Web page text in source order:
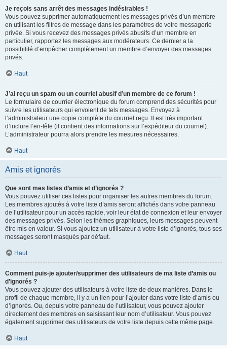
Je reçois sans arrêt des messages indésirables !
Vous pouvez supprimer automatiquement les messages privés d’un membre
en utilisant les filtres de message dans les paramètres de votre messagerie
privée. Si vous recevez des messages privés abusifs d’un membre en
particulier, rapportez les messages aux modérateurs. Ce dernier a la
possibilité d’empêcher complètement un membre d’envoyer des messages
privés.
Haut
J’ai reçu un spam ou un courriel abusif d’un membre de ce forum !
Le formulaire de courrier électronique du forum comprend des sécurités pour
suivre les utilisateurs qui envoient de tels messages. Envoyez à
l’administrateur une copie complète du courriel reçu. Il est très important
d’inclure l’en-tête (il contient des informations sur l’expéditeur du courriel).
L’administrateur pourra alors prendre les mesures nécessaires.
Haut
Amis et ignorés
Que sont mes listes d’amis et d’ignorés ?
Vous pouvez utiliser ces listes pour organiser les autres membres du forum.
Les membres ajoutés à votre liste d’amis seront affichés dans votre panneau
de l’utilisateur pour un accès rapide, voir leur état de connexion et leur envoyer
des messages privés. Selon les thèmes graphiques, leurs messages peuvent
être mis en valeur. Si vous ajoutez un utilisateur à votre liste d’ignorés, tous ses
messages seront masqués par défaut.
Haut
Comment puis-je ajouter/supprimer des utilisateurs de ma liste d’amis ou
d’ignorés ?
Vous pouvez ajouter des utilisateurs à votre liste de deux manières. Dans le
profil de chaque membre, il y a un lien pour l’ajouter dans votre liste d’amis ou
d’ignorés. Ou, depuis votre panneau de l’utilisateur, vous pouvez ajouter
directement des membres en saisissant leur nom d’utilisateur. Vous pouvez
également supprimer des utilisateurs de votre liste depuis cette même page.
Haut